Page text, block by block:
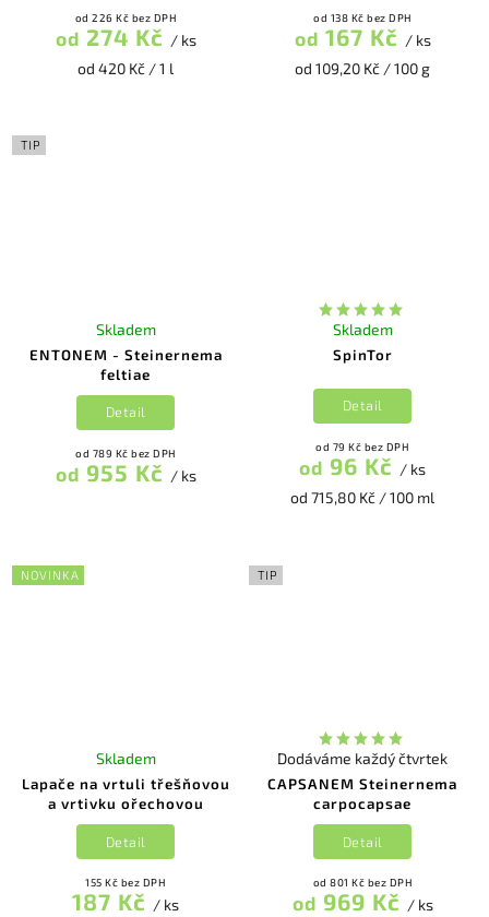
od 226 Kč bez DPH
od 274 Kč / ks
od 420 Kč / 1 l
od 138 Kč bez DPH
od 167 Kč / ks
od 109,20 Kč / 100 g
TIP
ENTONEM - Steinernema
feltiae
Skladem
od 789 Kč bez DPH
od 955 Kč / ks
Detail
SpinTor
Skladem
od 79 Kč bez DPH
od 96 Kč / ks
od 715,80 Kč / 100 ml
Detail
NOVINKA
Lapače na vrtuli třešňovou
a vrtivku ořechovou
Skladem
155 Kč bez DPH
187 Kč / ks
Detail
TIP
CAPSANEM Steinernema
carpocapsae
Dodáváme každý čtvrtek
od 801 Kč bez DPH
od 969 Kč / ks
Detail